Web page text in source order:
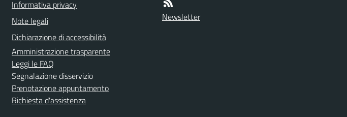
Informativa privacy
Note legali
Dichiarazione di accessibilità
Amministrazione trasparente
Leggi le FAQ
Segnalazione disservizio
Prenotazione appuntamento
Richiesta d'assistenza
Newsletter